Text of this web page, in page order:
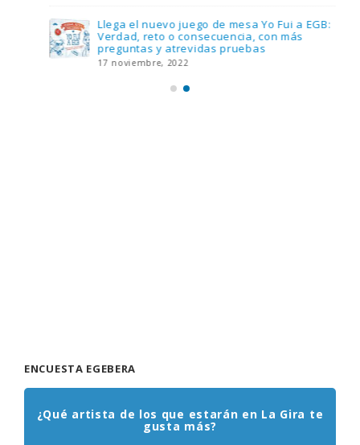
Llega el nuevo juego de mesa Yo Fui a EGB:
Verdad, reto o consecuencia, con más
preguntas y atrevidas pruebas
17 noviembre, 2022
¿Qué artista de los que estarán en La Gira te
gusta más?